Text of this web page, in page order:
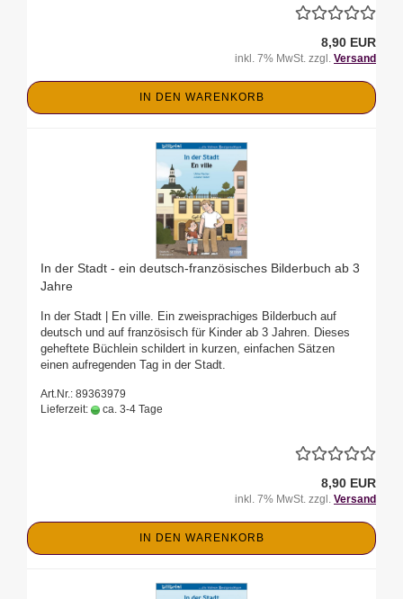
8,90 EUR
inkl. 7% MwSt. zzgl. Versand
IN DEN WARENKORB
In der Stadt - ein deutsch-französisches Bilderbuch ab 3
Jahre
In der Stadt | En ville. Ein zweisprachiges Bilderbuch auf
deutsch und auf französisch für Kinder ab 3 Jahren. Dieses
geheftete Büchlein schildert in kurzen, einfachen Sätzen
einen aufregenden Tag in der Stadt.
Art.Nr.: 89363979
Lieferzeit:
ca. 3-4 Tage
8,90 EUR
inkl. 7% MwSt. zzgl. Versand
IN DEN WARENKORB